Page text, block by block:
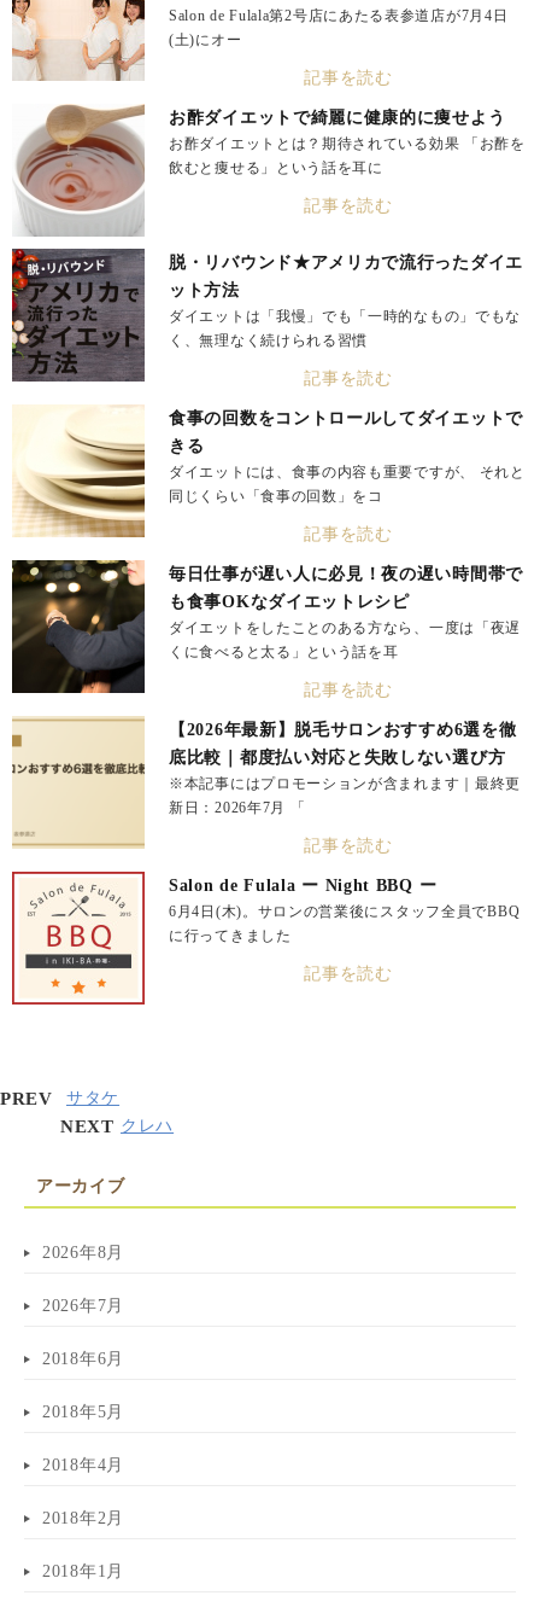
Salon de Fulala第2号店にあたる表参道店が7月4日
(土)にオー
記事を読む
お酢ダイエットで綺麗に健康的に痩せよう
お酢ダイエットとは？期待されている効果 「お酢を
飲むと痩せる」という話を耳に
記事を読む
脱・リバウンド★アメリカで流行ったダイエ
ット方法
ダイエットは「我慢」でも「一時的なもの」でもな
く、無理なく続けられる習慣
記事を読む
食事の回数をコントロールしてダイエットで
きる
ダイエットには、食事の内容も重要ですが、 それと
同じくらい「食事の回数」をコ
記事を読む
毎日仕事が遅い人に必見！夜の遅い時間帯で
も食事OKなダイエットレシピ
ダイエットをしたことのある方なら、一度は「夜遅
くに食べると太る」という話を耳
記事を読む
【2026年最新】脱毛サロンおすすめ6選を徹
底比較｜都度払い対応と失敗しない選び方
※本記事にはプロモーションが含まれます｜最終更
新日：2026年7月 「
記事を読む
Salon de Fulala ー Night BBQ ー
6月4日(木)。サロンの営業後にスタッフ全員でBBQ
に行ってきました
記事を読む
PREV サタケ
NEXT クレハ
アーカイブ
2026年8月
2026年7月
2018年6月
2018年5月
2018年4月
2018年2月
2018年1月